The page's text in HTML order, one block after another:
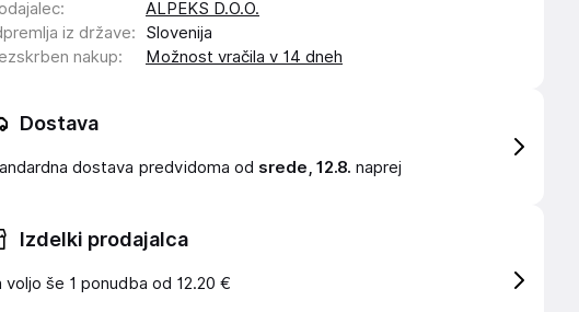
:
ALPEKS D.O.O.
iz države:
Slovenija
nakup: Možnost vračila v 14 dneh
Dostava
dostava predvidoma od srede, 12.8. naprej
Izdelki prodajalca
voljo še 1 ponudba od 12.20 €